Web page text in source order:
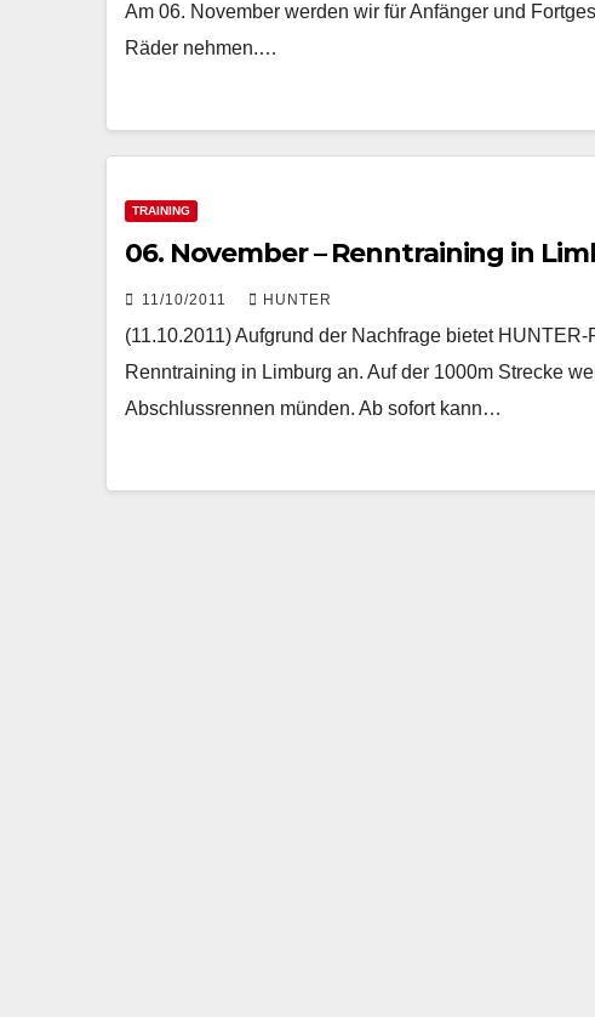
Am 06. November werden wir für Anfänger und
Räder nehmen.…
TRAINING
06. November – Renntraining in
11/10/2011 HUNTER
(11.10.2011) Aufgrund der Nachfrage bietet
Renntraining in Limburg an. Auf der 1000m Strecke
Abschlussrennen münden. Ab sofort kann…